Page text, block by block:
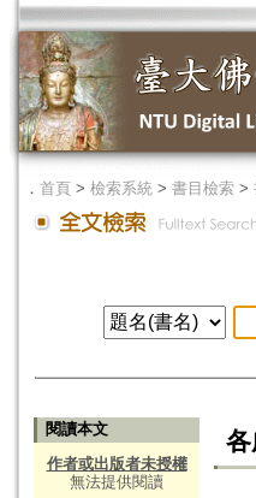
． 首頁 > 檢索系統 > 書目檢索 >
閱讀本文
作者或出版者未授權
無法提供閱讀